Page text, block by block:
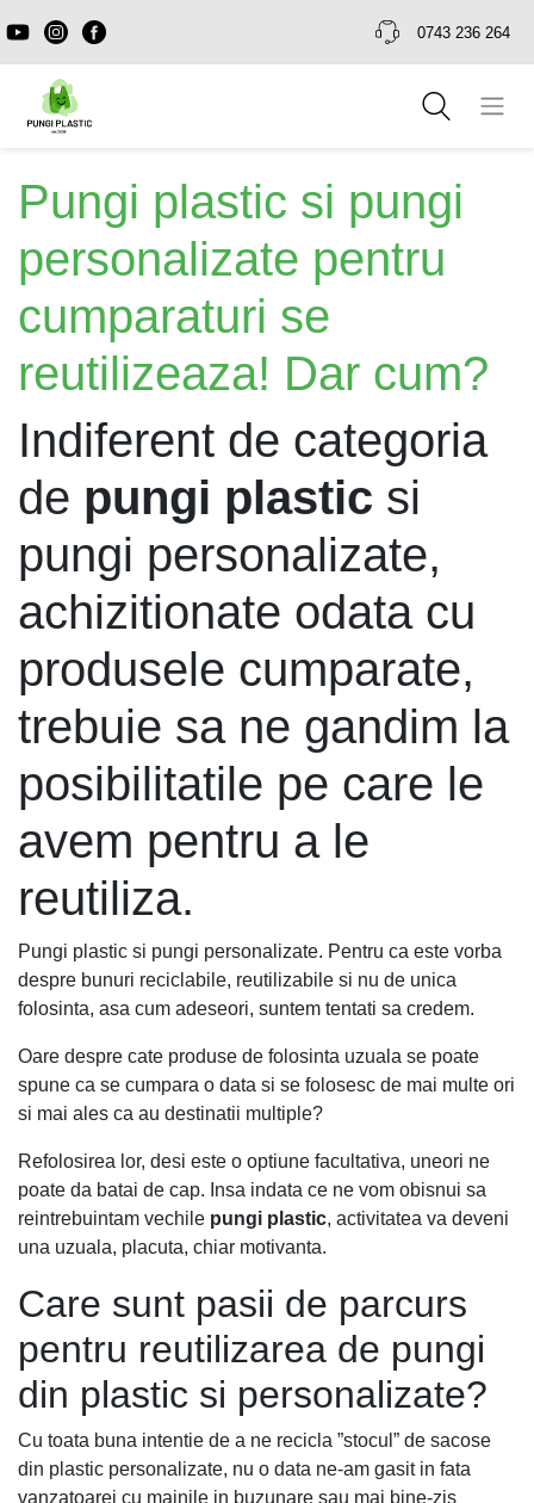
0743 236 264
Pungi plastic si pungi
personalizate pentru
cumparaturi se
reutilizeaza! Dar cum?
Indiferent de categoria
de pungi plastic si
pungi personalizate,
achizitionate odata cu
produsele cumparate,
trebuie sa ne gandim la
posibilitatile pe care le
avem pentru a le
reutiliza.
Pungi plastic si pungi personalizate. Pentru ca este vorba
despre bunuri reciclabile, reutilizabile si nu de unica
folosinta, asa cum adeseori, suntem tentati sa credem.
Oare despre cate produse de folosinta uzuala se poate
spune ca se cumpara o data si se folosesc de mai multe ori
si mai ales ca au destinatii multiple?
Refolosirea lor, desi este o optiune facultativa, uneori ne
poate da batai de cap. Insa indata ce ne vom obisnui sa
reintrebuintam vechile pungi plastic, activitatea va deveni
una uzuala, placuta, chiar motivanta.
Care sunt pasii de parcurs
pentru reutilizarea de pungi
din plastic si personalizate?
Cu toata buna intentie de a ne recicla ”stocul” de sacose
din plastic personalizate, nu o data ne-am gasit in fata
vanzatoarei cu mainile in buzunare sau mai bine-zis